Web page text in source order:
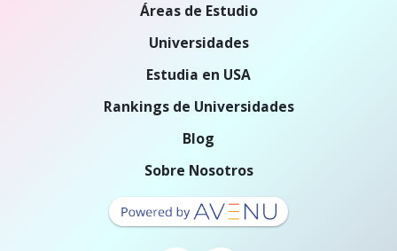
Áreas de Estudio
Universidades
Estudia en USA
Rankings de Universidades
Blog
Sobre Nosotros